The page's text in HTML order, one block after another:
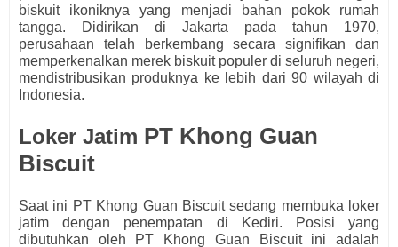
biskuit ikoniknya yang menjadi bahan pokok rumah
tangga. Didirikan di Jakarta pada tahun 1970,
perusahaan telah berkembang secara signifikan dan
memperkenalkan merek biskuit populer di seluruh negeri,
mendistribusikan produknya ke lebih dari 90 wilayah di
Indonesia.
Loker Jatim PT Khong Guan
Biscuit
Saat ini PT Khong Guan Biscuitsedang membuka loker
jatim dengan penempatan di Kediri. Posisi yang
dibutuhkan oleh PT Khong Guan Biscuit ini adalah